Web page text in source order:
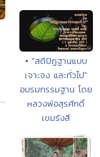
• "สติปัฏฐานแบบ
เจาะจง และทั่วไป"
อบรมกรรมฐาน โดย
หลวงพ่อสุรศักดิ์
เขมรังสี